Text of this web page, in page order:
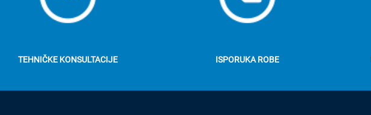
TEHNIČKE KONSULTACIJE ISPORUKA ROBE